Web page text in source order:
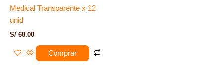
Medical Transparente x 12
unid
S/ 68.00
Comprar